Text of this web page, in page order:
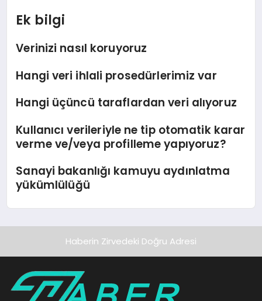
Ek bilgi
Verinizi nasıl koruyoruz
Hangi veri ihlali prosedürlerimiz var
Hangi üçüncü taraflardan veri alıyoruz
Kullanıcı verileriyle ne tip otomatik karar
verme ve/veya profilleme yapıyoruz?
Sanayi bakanlığı kamuyu aydınlatma
yükümlülüğü
Haberin Zirvedeki Doğru Adresi